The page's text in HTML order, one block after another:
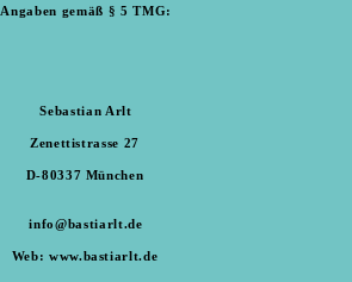
Angaben gemäß § 5 TMG:
Sebastian Arlt
Zenettistrasse 27
D-80337 München
info@bastiarlt.de
Web: www.bastiarlt.de